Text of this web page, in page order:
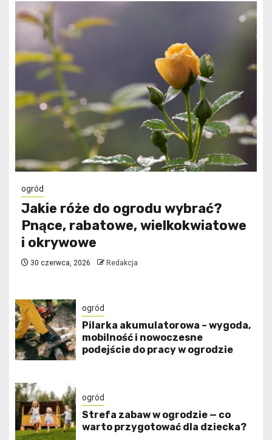
ogród
Jakie róże do ogrodu wybrać?
Pnące, rabatowe, wielkokwiatowe
i okrywowe
30 czerwca, 2026 Redakcja
ogród
Pilarka akumulatorowa – wygoda,
mobilność i nowoczesne
podejście do pracy w ogrodzie
ogród
Strefa zabaw w ogrodzie — co
warto przygotować dla dziecka?